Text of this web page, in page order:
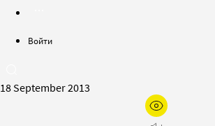
Войти
18 September 2013